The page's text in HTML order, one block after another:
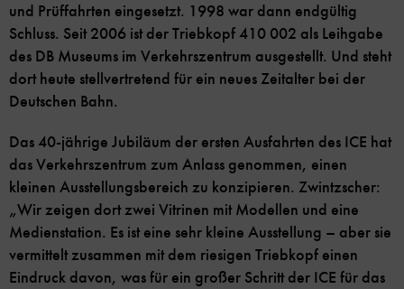
und Prüffahrten eingesetzt. 1998 war dann endgültig
Schluss. Seit 2006 ist der Triebkopf 410 002 als Leihgabe
des DB Museums im Verkehrszentrum ausgestellt. Und steht
dort heute stellvertretend für ein neues Zeitalter bei der
Deutschen Bahn.
Das 40-jährige Jubiläum der ersten Ausfahrten des ICE hat
das Verkehrszentrum zum Anlass genommen, einen
kleinen Ausstellungsbereich zu konzipieren. Zwintzscher:
„Wir zeigen dort zwei Vitrinen mit Modellen und eine
Medienstation. Es ist eine sehr kleine Ausstellung – aber sie
vermittelt zusammen mit dem riesigen Triebkopf einen
Eindruck davon, was für ein großer Schritt der ICE für das